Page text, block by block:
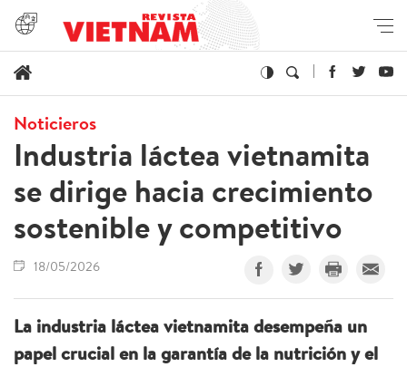
Noticieros
Industria láctea vietnamita
se dirige hacia crecimiento
sostenible y competitivo
18/05/2026
La industria láctea vietnamita desempeña un
papel crucial en la garantía de la nutrición y el